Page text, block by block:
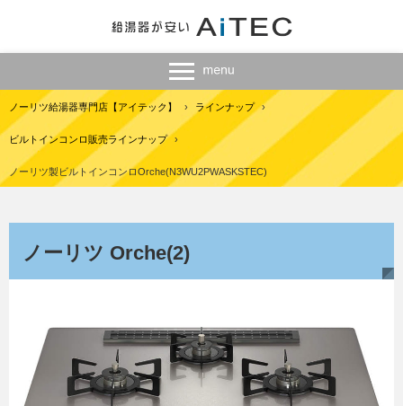
ノーリツ給湯器専門店【アイテック】 › ラインナップ ›
ビルトインコンロ販売ラインナップ ›
ノーリツ製ビルトインコンロOrche(N3WU2PWASKSTEC)
ノーリツ Orche(2)